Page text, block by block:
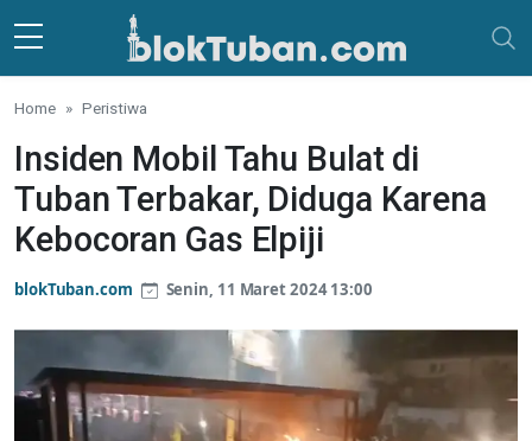
Skip to main content
Home Peristiwa
Insiden Mobil Tahu Bulat di
Tuban Terbakar, Diduga Karena
Kebocoran Gas Elpiji
blokTuban.com Senin, 11 Maret 2024 13:00